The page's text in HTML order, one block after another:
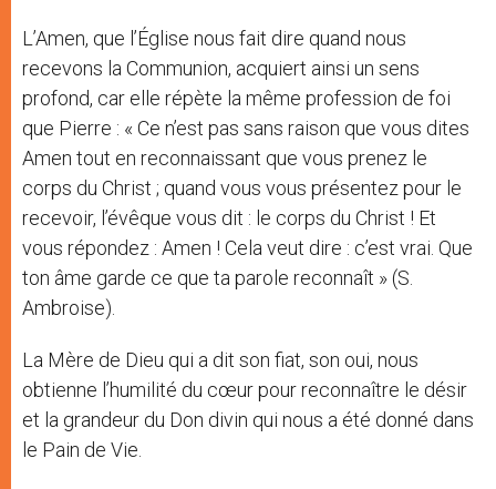
L’Amen, que l’Église nous fait dire quand nous
recevons la Communion, acquiert ainsi un sens
profond, car elle répète la même profession de foi
que Pierre : « Ce n’est pas sans raison que vous dites
Amen tout en reconnaissant que vous prenez le
corps du Christ ; quand vous vous présentez pour le
recevoir, l’évêque vous dit : le corps du Christ ! Et
vous répondez : Amen ! Cela veut dire : c’est vrai. Que
ton âme garde ce que ta parole reconnaît » (S.
Ambroise).
La Mère de Dieu qui a dit son fiat, son oui, nous
obtienne l’humilité du cœur pour reconnaître le désir
et la grandeur du Don divin qui nous a été donné dans
le Pain de Vie.